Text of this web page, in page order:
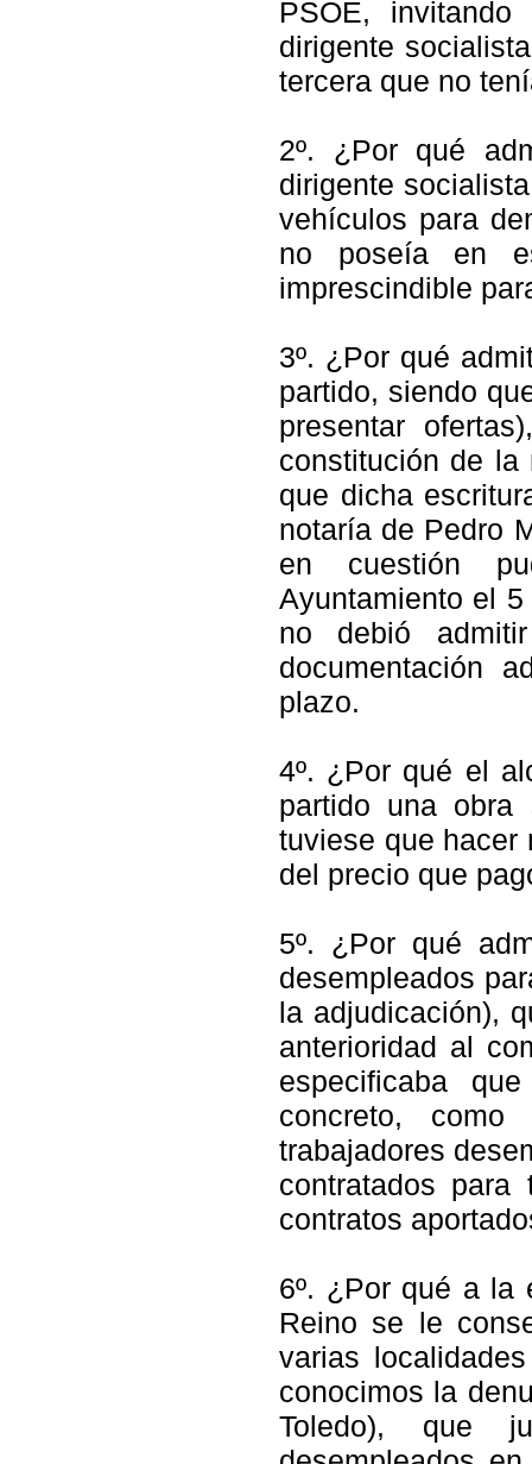
PSOE,
dirigente
tercera que no
2º. ¿Por qué
dirigente
vehículos para
no poseía en
imprescindible
3º. ¿Por qué
partido, siendo
presentar
constitución de la
que dicha
notaría de Pedro
en cuestión
Ayuntamiento el
no debió
documentación
plazo.
4º. ¿Por qué el
partido una obra
tuviese que hacer
del precio que
5º. ¿Por qué
desempleados
la adjudicación),
anterioridad al
especificaba
concreto,
trabajadores
contratados
contratos
6º. ¿Por qué a la
Reino se le
varias
conocimos la
Toledo), que